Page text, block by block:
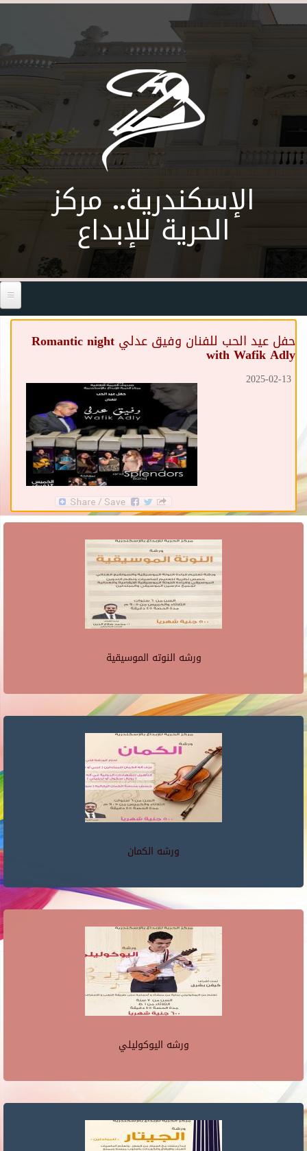
Skip to main content
الإسكندرية.. مركز
الحرية للإبداع
حفل عيد الحب للفنان وفيق عدلي Romantic night
with Wafik Adly
2025-02-13
ورشه النوته الموسيقية
ورشه الكمان
ورشه اليوكوليلي